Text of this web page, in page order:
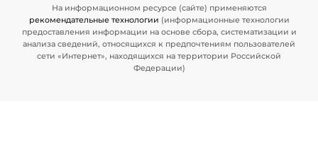
На информационном ресурсе (сайте) применяются
рекомендательные технологии (информационные технологии
предоставления информации на основе сбора, систематизации и
анализа сведений, относящихся к предпочтениям пользователей
сети «Интернет», находящихся на территории Российской
Федерации)